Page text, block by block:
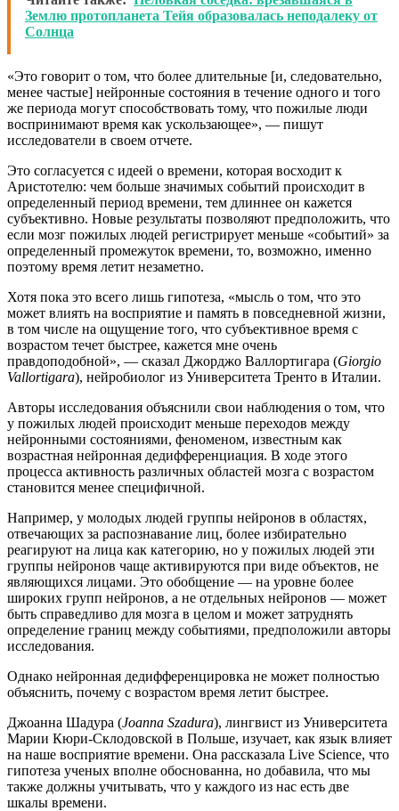
Землю протопланета Тейя образовалась неподалеку от
Солнца
«Это говорит о том, что более длительные [и, следовательно,
менее частые] нейронные состояния в течение одного и того
же периода могут способствовать тому, что пожилые люди
воспринимают время как ускользающее», — пишут
исследователи в своем отчете.
Это согласуется с идеей о времени, которая восходит к
Аристотелю: чем больше значимых событий происходит в
определенный период времени, тем длиннее он кажется
субъективно. Новые результаты позволяют предположить, что
если мозг пожилых людей регистрирует меньше «событий» за
определенный промежуток времени, то, возможно, именно
поэтому время летит незаметно.
Хотя пока это всего лишь гипотеза, «мысль о том, что это
может влиять на восприятие и память в повседневной жизни,
в том числе на ощущение того, что субъективное время с
возрастом течет быстрее, кажется мне очень
правдоподобной», — сказал Джорджо Валлортигара (Giorgio
Vallortigara), нейробиолог из Университета Тренто в Италии.
Авторы исследования объяснили свои наблюдения о том, что
у пожилых людей происходит меньше переходов между
нейронными состояниями, феноменом, известным как
возрастная нейронная дедифференциация. В ходе этого
процесса активность различных областей мозга с возрастом
становится менее специфичной.
Например, у молодых людей группы нейронов в областях,
отвечающих за распознавание лиц, более избирательно
реагируют на лица как категорию, но у пожилых людей эти
группы нейронов чаще активируются при виде объектов, не
являющихся лицами. Это обобщение — на уровне более
широких групп нейронов, а не отдельных нейронов — может
быть справедливо для мозга в целом и может затруднять
определение границ между событиями, предположили авторы
исследования.
Однако нейронная дедифференцировка не может полностью
объяснить, почему с возрастом время летит быстрее.
Джоанна Шадура (Joanna Szadura), лингвист из Университета
Марии Кюри-Склодовской в Польше, изучает, как язык влияет
на наше восприятие времени. Она рассказала Live Science, что
гипотеза ученых вполне обоснованна, но добавила, что мы
также должны учитывать, что у каждого из нас есть две
шкалы времени.